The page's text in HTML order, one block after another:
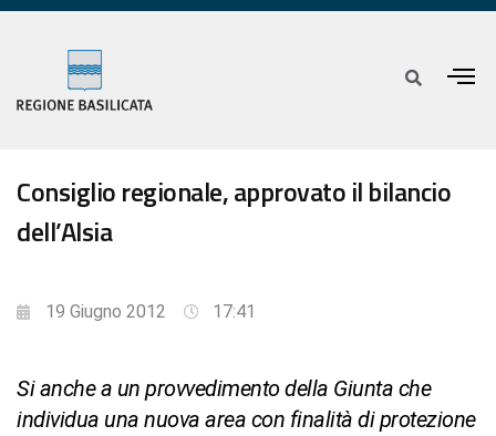
Consiglio regionale, approvato il bilancio
dell’Alsia
19 Giugno 2012 17:41
Si anche a un provvedimento della Giunta che
individua una nuova area con finalità di protezione